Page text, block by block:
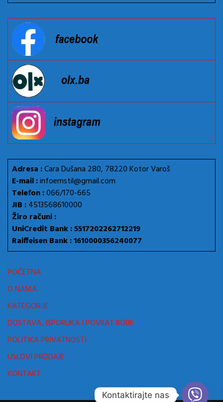
Adresa :Cara Dušana 280, 78220 Kotor Varoš
E-mail :infoemstil@gmail.com
Telefon :066/170-665
JIB :4513568610000
Žiro računi :
UniCredit Bank : 5517202262712219
Raiffeisen Bank : 1610000356240077
POČETNA
O NAMA
KATEGORIJE
DOSTAVA, ISPORUKA I POVRAT ROBE
POLITIKA PRIVATNOSTI
USLOVI PRODAJE
KONTAKT
Kontaktirajte nas